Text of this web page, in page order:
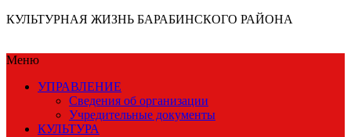
КУЛЬТУРНАЯ ЖИЗНЬ БАРАБИНСКОГО РАЙОНА
Меню
УПРАВЛЕНИЕ
Сведения об организации
Учредительные документы
КУЛЬТУРА